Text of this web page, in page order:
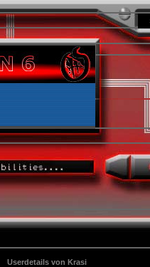
Userdetails von Krasi